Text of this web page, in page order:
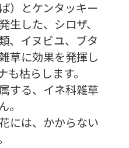
）とケンタッキー
生した、シロザ、
、イヌビユ、ブタ
草に効果を発揮し
も枯らします。
する、イネ科雑草
。
には、かからない